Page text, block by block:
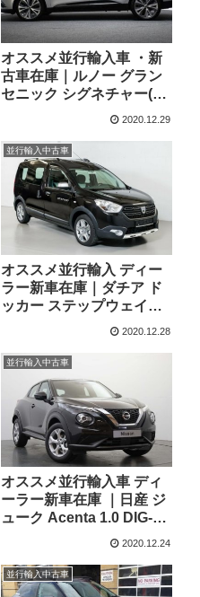
オススメ並行輸入車 ・新
古車在庫｜ルノー グラン
セニック シグネチャー(希
少パノラミックルーフ付
ア 右ハンドル 7人乗り
2020.12.29
並行輸入中古車
オススメ並行輸入 ディー
ラー新車在庫｜ダチア ド
ッカー ステップウェイプ
ラスTCe 130 6MT 左ハン
2020.12.28
並行輸入中古車
オススメ並行輸入車 ディ
ーラー新車在庫 ｜日産 ジ
ューク Acenta 1.0 DIG-T
7DCT 右ハンドル
2020.12.24
並行輸入中古車